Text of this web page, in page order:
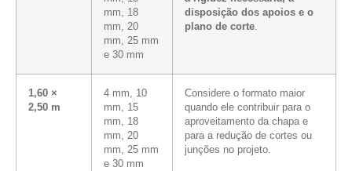
mm, 18
mm, 20
mm, 25 mm
e 30 mm
disposição dos apoios e o
plano de corte.
1,60 ×
2,50 m
4 mm, 10
mm, 15
mm, 18
mm, 20
mm, 25 mm
e 30 mm
Considere o formato maior
quando ele contribuir para o
aproveitamento da chapa e
para a redução de cortes ou
junções no projeto.